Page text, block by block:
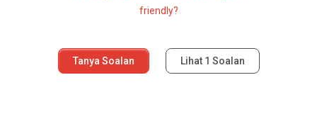
friendly?
Tanya Soalan Lihat 1 Soalan